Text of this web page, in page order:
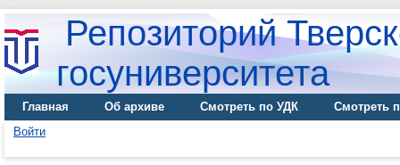
Репозиторий
госуниверситета
Главная Об архиве Смотреть по УДК
Смотреть
Войти